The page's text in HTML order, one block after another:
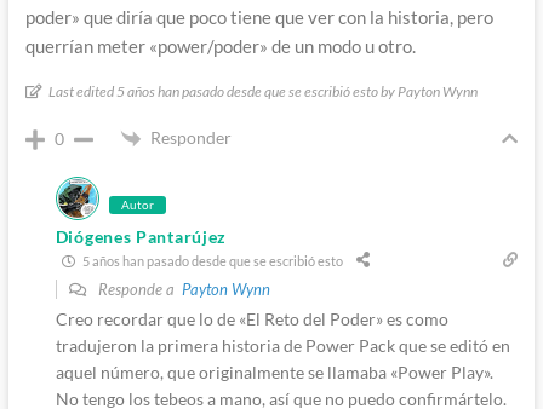
poder» que diría que poco tiene que ver con la historia, pero
querrían meter «power/poder» de un modo u otro.
Last edited 5 años han pasado desde que se escribió esto by Payton Wynn
0 Responder
Autor
Diógenes Pantarújez
5 años han pasado desde que se escribió esto
Responde a Payton Wynn
Creo recordar que lo de «El Reto del Poder» es como
tradujeron la primera historia de Power Pack que se editó en
aquel número, que originalmente se llamaba «Power Play».
No tengo los tebeos a mano, así que no puedo confirmártelo.